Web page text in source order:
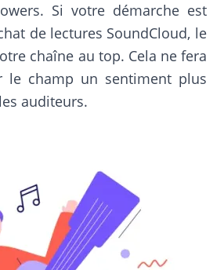
Si votre démarche est
de lectures SoundCloud, le
chaîne au top. Cela ne fera
le champ un sentiment plus
auditeurs.